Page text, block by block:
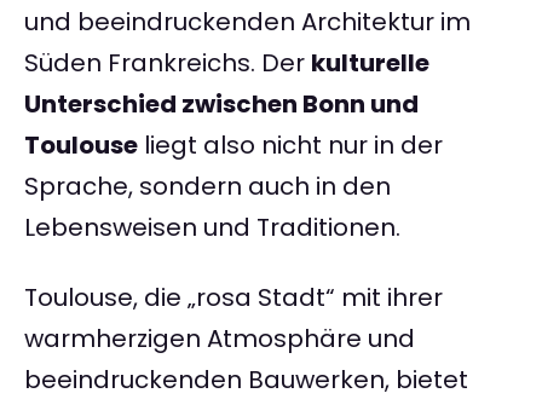
und beeindruckenden Architektur im
Süden Frankreichs. Der kulturelle
Unterschied zwischen Bonn und
Toulouse liegt also nicht nur in der
Sprache, sondern auch in den
Lebensweisen und Traditionen.
Toulouse, die „rosa Stadt“ mit ihrer
warmherzigen Atmosphäre und
beeindruckenden Bauwerken, bietet